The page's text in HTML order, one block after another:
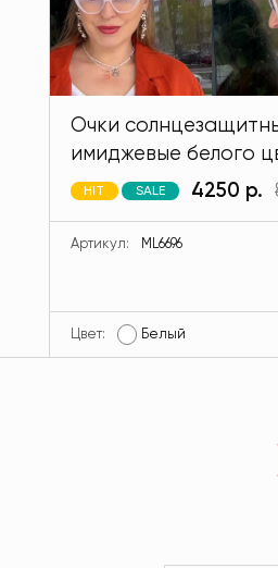
Очки
имиджевые белого
MODLAV ML6696-1
HIT SALE 4250 р.
Артикул: ML6696
Цвет: Белый